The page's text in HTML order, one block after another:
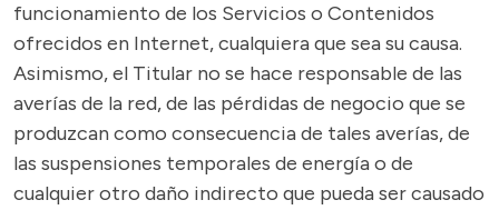
funcionamiento de los Servicios o Contenidos
ofrecidos en Internet, cualquiera que sea su causa.
Asimismo, el Titular no se hace responsable de las
averías de la red, de las pérdidas de negocio que se
produzcan como consecuencia de tales averías, de
las suspensiones temporales de energía o de
cualquier otro daño indirecto que pueda ser causado